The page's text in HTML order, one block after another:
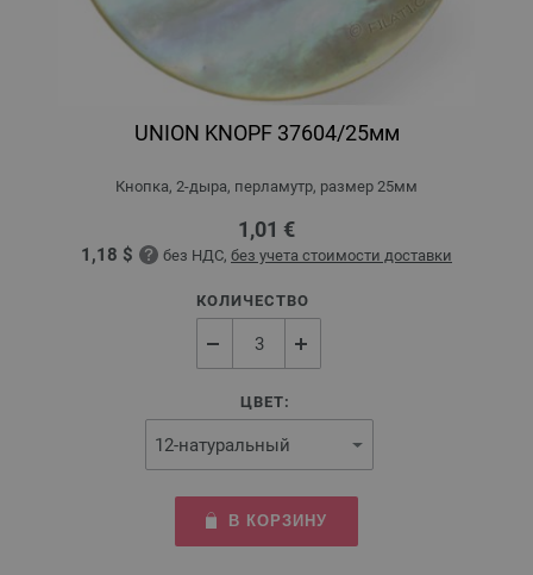
UNION KNOPF 37604/25мм
Кнопка, 2-дыра, перламутр, размер 25мм
1,01 €
1,18 $ без НДС, без учета стоимости доставки
КОЛИЧЕСТВО
ЦВЕТ:
В КОРЗИНУ